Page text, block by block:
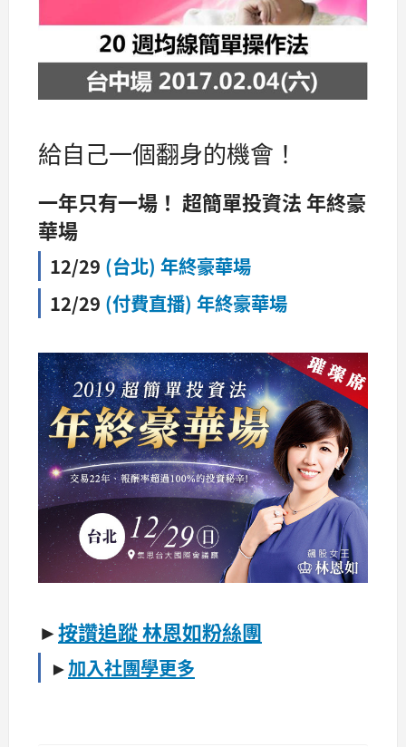
給自己一個翻身的機會！
一年只有一場！ 超簡單投資法 年終豪
華場
12/29 (台北) 年終豪華場
12/29 (付費直播) 年終豪華場
►按讚追蹤 林恩如粉絲團
►加入社團學更多